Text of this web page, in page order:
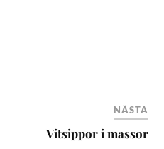
NÄSTA
Vitsippor i massor